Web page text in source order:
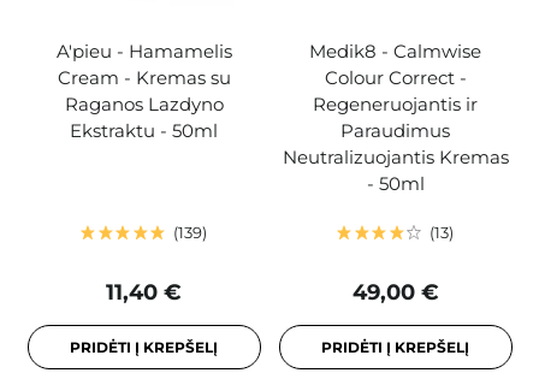
A'pieu - Hamamelis
Cream - Kremas su
Raganos Lazdyno
Ekstraktu - 50ml
139
11,40 €
PRIDĖTI Į KREPŠELĮ
Medik8 - Calmwise
Colour Correct -
Regeneruojantis ir
Paraudimus
Neutralizuojantis Kremas
- 50ml
13
49,00 €
PRIDĖTI Į KREPŠELĮ